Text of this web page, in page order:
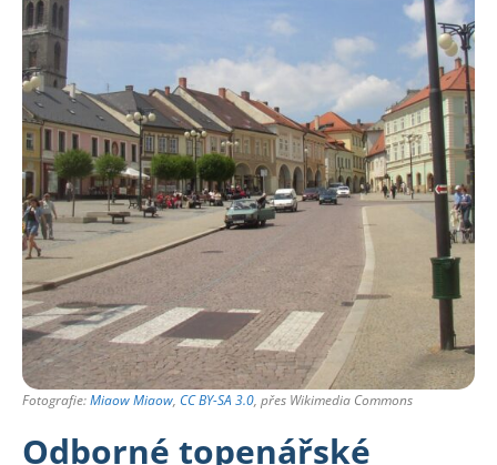
Fotografie:Miaow Miaow, CC BY-SA 3.0, přes Wikimedia Commons
Odborné topenářské